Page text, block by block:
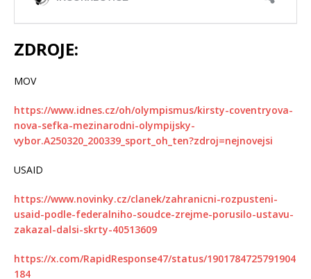
ZDROJE:
MOV
https://www.idnes.cz/oh/olympismus/kirsty-coventryova-
nova-sefka-mezinarodni-olympijsky-
vybor.A250320_200339_sport_oh_ten?zdroj=nejnovejsi
USAID
https://www.novinky.cz/clanek/zahranicni-rozpusteni-
usaid-podle-federalniho-soudce-zrejme-porusilo-ustavu-
zakazal-dalsi-skrty-40513609
https://x.com/RapidResponse47/status/1901784725791904
184